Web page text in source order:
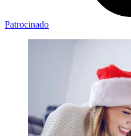
Patrocinado